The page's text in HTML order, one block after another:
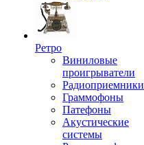
Ретро
Виниловые
проигрыватели
Радиоприемники
Граммофоны
Патефоны
Акустические
системы